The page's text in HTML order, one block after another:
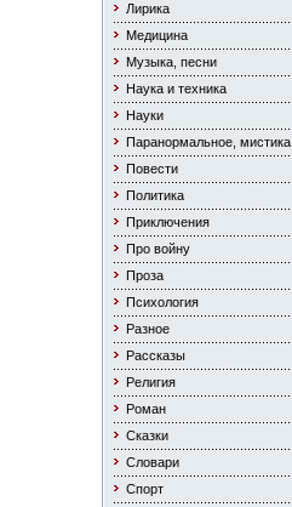
Лирика
Медицина
Музыка, песни
Наука и техника
Науки
Паранормальное, мистика
Повести
Политика
Приключения
Про войну
Проза
Психология
Разное
Рассказы
Религия
Роман
Сказки
Словари
Спорт